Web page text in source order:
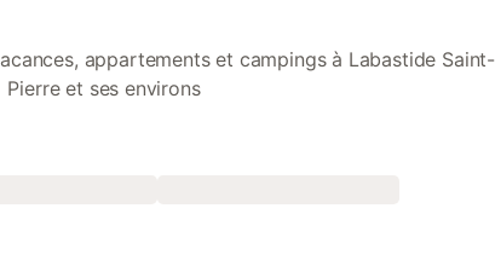
appartements et campings à Labastide Saint-
Pierre et ses environs